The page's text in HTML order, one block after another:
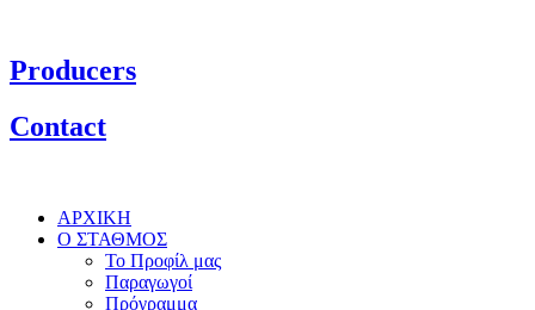
Producers
Contact
ΑΡΧΙΚΗ
Ο ΣΤΑΘΜΟΣ
Το Προφίλ μας
Παραγωγοί
Πρόγραμμα